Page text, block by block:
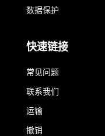
数据保护
快速链接
常见问题
联系我们
运输
撤销